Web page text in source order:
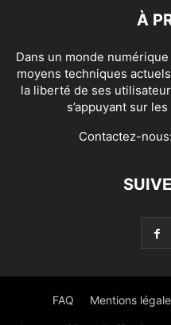
À
Dans un monde
moyens techniques
la liberté de ses
s’appuyant sur
Contactez-nous:
FAQ Mentions